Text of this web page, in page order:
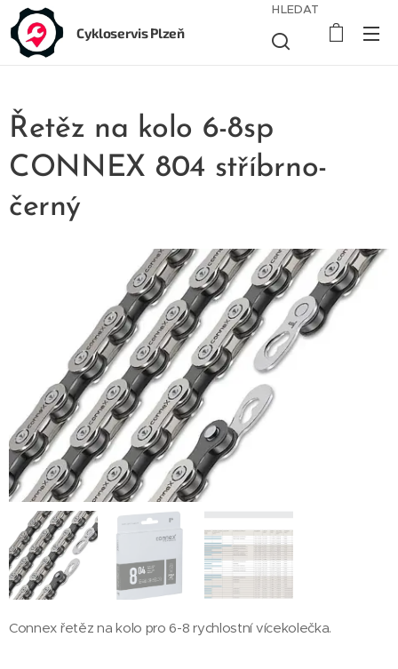
Cykloservis Plzeň
HLEDAT
Řetěz na kolo 6-8sp
CONNEX 804 stříbrno-
černý
Connex řetěz na kolo pro 6-8 rychlostní vícekolečka.